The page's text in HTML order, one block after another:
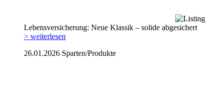
Lebensversicherung: Neue Klassik – solide abgesichert
> weiterlesen
26.01.2026 Sparten/Produkte